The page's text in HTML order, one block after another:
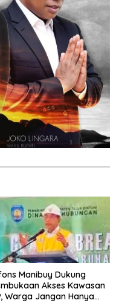
Manibuy Dukung
Akses Kawasan
Warga Jangan Hanya